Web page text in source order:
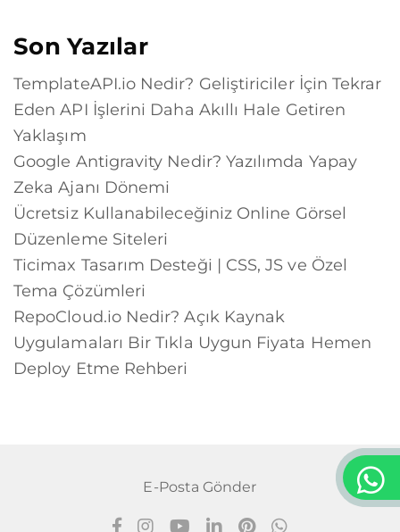
Son Yazılar
TemplateAPI.io Nedir? Geliştiriciler İçin Tekrar
Eden API İşlerini Daha Akıllı Hale Getiren
Yaklaşım
Google Antigravity Nedir? Yazılımda Yapay
Zeka Ajanı Dönemi
Ücretsiz Kullanabileceğiniz Online Görsel
Düzenleme Siteleri
Ticimax Tasarım Desteği | CSS, JS ve Özel
Tema Çözümleri
RepoCloud.io Nedir? Açık Kaynak
Uygulamaları Bir Tıkla Uygun Fiyata Hemen
Deploy Etme Rehberi
E-Posta Gönder